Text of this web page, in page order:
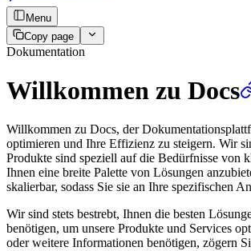
Menu
Copy page
Dokumentation
Willkommen zu Docs
Willkommen zu Docs, der
optimieren und Ihre Effizienz zu steigern. Wir
Produkte sind speziell auf die Bedürfnisse von
Ihnen eine breite Palette von Lösungen
skalierbar, sodass Sie sie an Ihre spezifischen
Wir sind stets bestrebt, Ihnen die besten
benötigen, um unsere Produkte und Services
oder weitere Informationen benötigen, zögern